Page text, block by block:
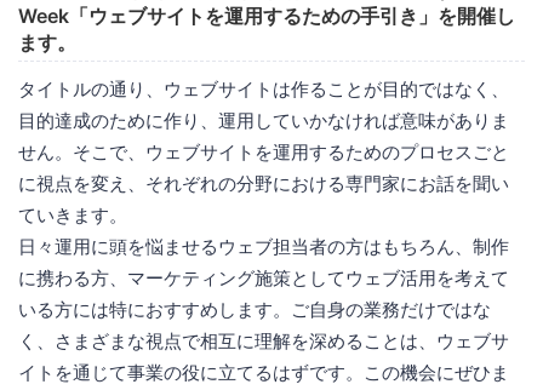
Week「ウェブサイトを運用するための手引き」を開催し
ます。
タイトルの通り、ウェブサイトは作ることが目的ではなく、
目的達成のために作り、運用していかなければ意味がありま
せん。そこで、ウェブサイトを運用するためのプロセスごと
に視点を変え、それぞれの分野における専門家にお話を聞い
ていきます。
日々運用に頭を悩ませるウェブ担当者の方はもちろん、制作
に携わる方、マーケティング施策としてウェブ活用を考えて
いる方には特におすすめします。ご自身の業務だけではな
く、さまざまな視点で相互に理解を深めることは、ウェブサ
イトを通じて事業の役に立てるはずです。この機会にぜひま